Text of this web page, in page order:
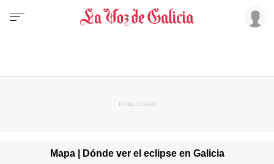
Mapa | Dónde ver el eclipse en Galicia